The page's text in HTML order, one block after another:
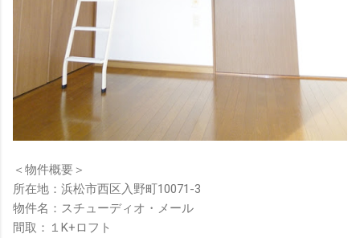
＜物件概要＞
所在地：浜松市西区入野町10071-3
物件名：スチューディオ・メール
間取：１K+ロフト